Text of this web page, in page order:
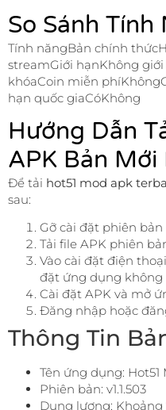
So Sánh Tính
Tính năngBản chính
streamGiới hạnKhông
khóaCoin miễn
hạn quốc giaCóKhông
Hướng Dẫn
APK Bản
Để tải hot51 mod apk
sau:
Gỡ cài đặt phiên bản
Tải file APK phiên
Vào cài đặt điện
đặt ứng dụng không
Cài đặt APK và mở
Đăng nhập hoặc
Thông Tin
Tên ứng dụng: Hot51
Phiên bản: v1.1.503
Dung lượng: Khoảng